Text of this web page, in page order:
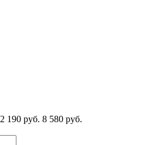
2 190 руб. 8 580 руб.